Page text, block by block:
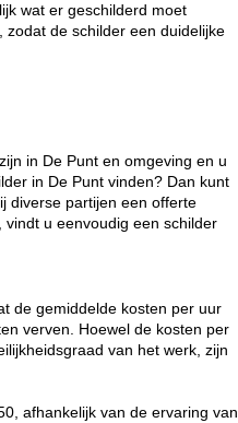
wat er geschilderd moet
zodat de schilder een duidelijke
in De Punt en omgeving en u
in De Punt vinden? Dan kunt
diverse partijen een offerte
, vindt u eenvoudig een schilder
de gemiddelde kosten per uur
verven. Hoewel de kosten per
van het werk, zijn
afhankelijk van de ervaring van